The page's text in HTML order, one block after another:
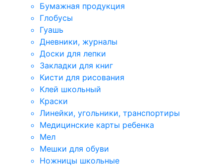
Бумажная продукция
Глобусы
Гуашь
Дневники, журналы
Доски для лепки
Закладки для книг
Кисти для рисования
Клей школьный
Краски
Линейки, угольники, транспортиры
Медицинские карты ребенка
Мел
Мешки для обуви
Ножницы школьные